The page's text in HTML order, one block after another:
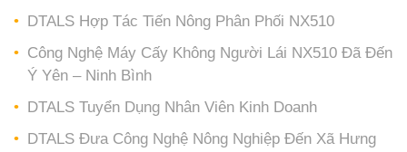
DTALS Hợp Tác Tiến Nông Phân Phối NX510
Công Nghệ Máy Cấy Không Người Lái NX510 Đã Đến
Ý Yên – Ninh Bình
DTALS Tuyển Dụng Nhân Viên Kinh Doanh
DTALS Đưa Công Nghệ Nông Nghiệp Đến Xã Hưng